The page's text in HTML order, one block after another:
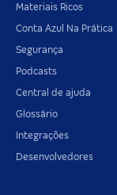
Materiais Ricos
Conta Azul Na Prática
Segurança
Podcasts
Central de ajuda
Glossário
Integrações
Desenvolvedores